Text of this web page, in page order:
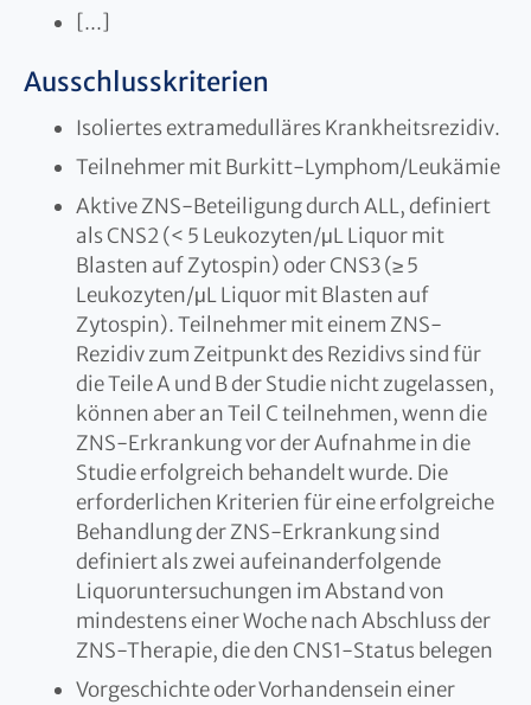
[...]
Ausschlusskriterien
Isoliertes extramedulläres Krankheitsrezidiv.
Teilnehmer mit Burkitt-Lymphom/Leukämie
Aktive ZNS-Beteiligung durch ALL, definiert
als CNS2 (< 5 Leukozyten/μL Liquor mit
Blasten auf Zytospin) oder CNS3 (≥ 5
Leukozyten/μL Liquor mit Blasten auf
Zytospin). Teilnehmer mit einem ZNS-
Rezidiv zum Zeitpunkt des Rezidivs sind für
die Teile A und B der Studie nicht zugelassen,
können aber an Teil C teilnehmen, wenn die
ZNS-Erkrankung vor der Aufnahme in die
Studie erfolgreich behandelt wurde. Die
erforderlichen Kriterien für eine erfolgreiche
Behandlung der ZNS-Erkrankung sind
definiert als zwei aufeinanderfolgende
Liquoruntersuchungen im Abstand von
mindestens einer Woche nach Abschluss der
ZNS-Therapie, die den CNS1-Status belegen
Vorgeschichte oder Vorhandensein einer